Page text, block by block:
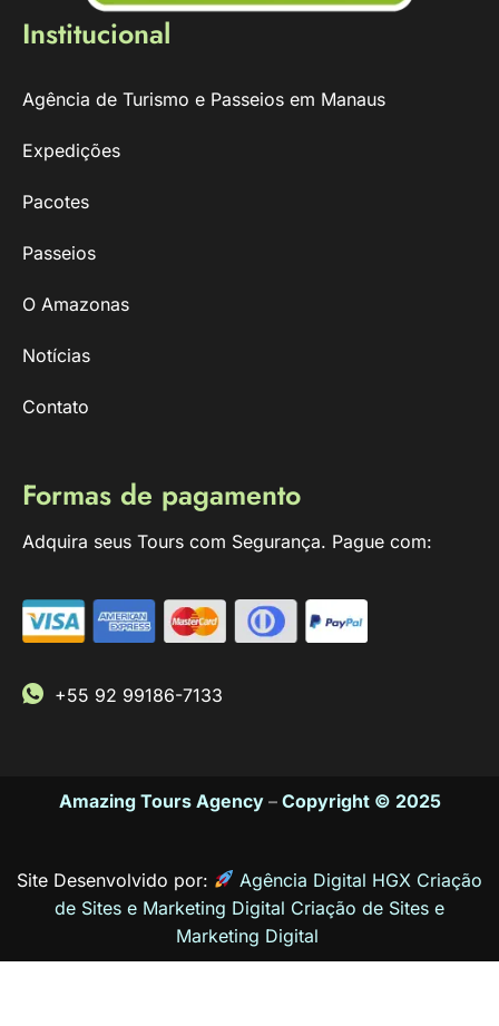
Institucional
Agência de Turismo e Passeios em Manaus
Expedições
Pacotes
Passeios
O Amazonas
Notícias
Contato
Formas de pagamento
Adquira seus Tours com Segurança. Pague com:
+55 92 99186-7133
Amazing Tours Agency– Copyright © 2025
Site Desenvolvido por:
Agência Digital HGX Criação
de Sites e Marketing Digital Criação de Sites e
Marketing Digital